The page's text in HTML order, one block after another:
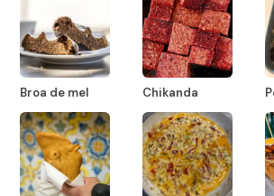
Broa de mel Chikanda